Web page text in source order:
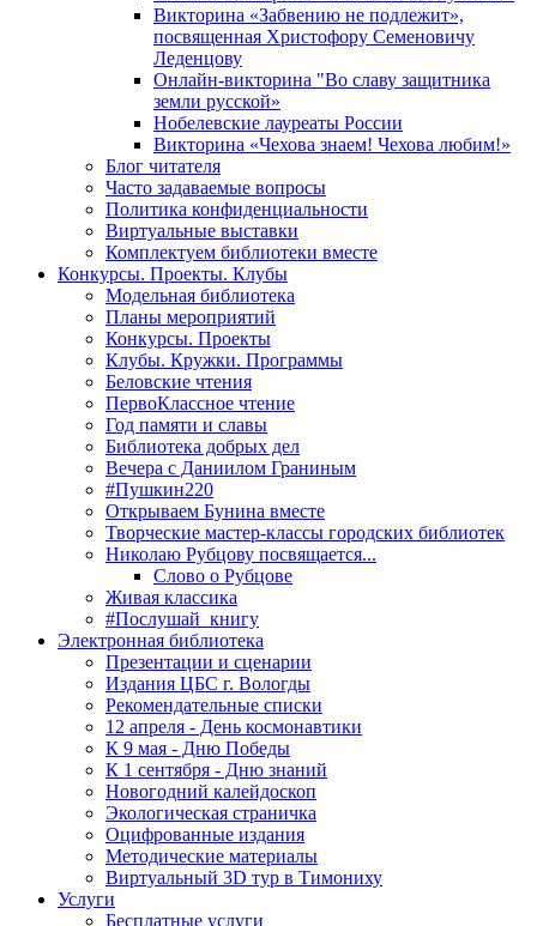
Викторина «Забвению не подлежит»,
посвященная Христофору Семеновичу
Леденцову
Онлайн-викторина "Во славу защитника
земли русской»
Нобелевские лауреаты России
Викторина «Чехова знаем! Чехова любим!»
Блог читателя
Часто задаваемые вопросы
Политика конфиденциальности
Виртуальные выставки
Комплектуем библиотеки вместе
Конкурсы. Проекты. Клубы
Модельная библиотека
Планы мероприятий
Конкурсы. Проекты
Клубы. Кружки. Программы
Беловские чтения
ПервоКлассное чтение
Год памяти и славы
Библиотека добрых дел
Вечера с Даниилом Граниным
#Пушкин220
Открываем Бунина вместе
Творческие мастер-классы городских библиотек
Николаю Рубцову посвящается...
Слово о Рубцове
Живая классика
#Послушай_книгу
Электронная библиотека
Презентации и сценарии
Издания ЦБС г. Вологды
Рекомендательные списки
12 апреля - День космонавтики
К 9 мая - Дню Победы
К 1 сентября - Дню знаний
Новогодний калейдоскоп
Экологическая страничка
Оцифрованные издания
Методические материалы
Виртуальный 3D тур в Тимониху
Услуги
Бесплатные услуги